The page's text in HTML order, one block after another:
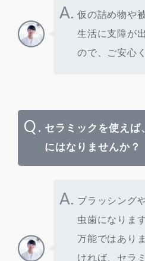
A. 仮の詰め物や
生活に支障が
ので、ご安心
Q. セラミックを使えば
にはなりませんか？
A. ブラッシング
虫歯になりま
万能ではあり
ければ、セラ